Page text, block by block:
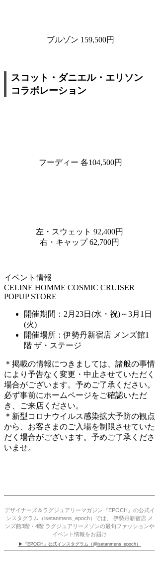
ブルゾン 159,500円
スコット・ダニエル・エリソン
コラボレーション
フーディー 各104,500円
左・スウェット 92,400円
右・キャップ 62,700円
イベント情報
CELINE HOMME COSMIC CRUISER
POPUP STORE
開催期間：2月23日(水・祝)～3月1日
(火)
開催場所：伊勢丹新宿店 メンズ館1
階 ザ・ステージ
＊掲載の情報につきましては、諸般の事情
により予告なく変更・中止させていただく
場合がございます。予めご了承ください。
必ず事前にホームページをご確認いただ
き、ご来店ください。
＊新型コロナウイルス感染拡大予防の観点
から、お客さまのご入場を制限させていた
だく場合がございます。予めご了承くださ
いませ。
デザイナーズ＆ラグジュアリーマガジン『EPOCH』の公式イ
ンスタグラム（isetanmens_epoch）では、 伊勢丹新宿店 メ
ンズ館3階・4階 ラグジュアリーメゾンの最旬ファッションや
イベント情報をお届け
▶『EPOCH』公式インスタグラム（@isetanmens_epoch）